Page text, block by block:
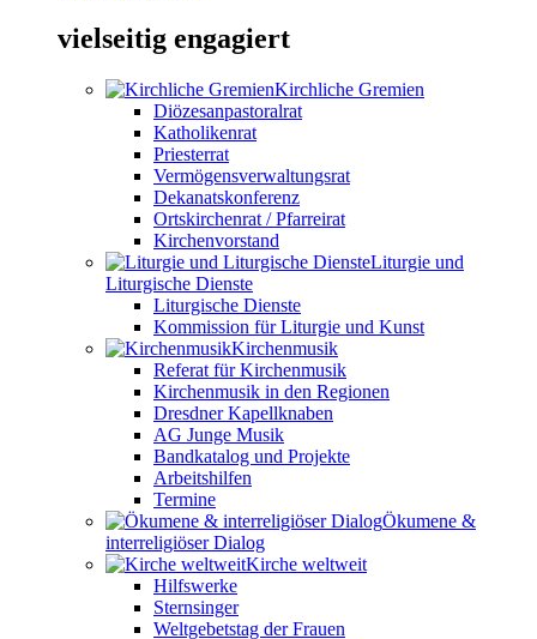
vielseitig engagiert
Kirchliche Gremien
Diözesanpastoralrat
Katholikenrat
Priesterrat
Vermögensverwaltungsrat
Dekanatskonferenz
Ortskirchenrat / Pfarreirat
Kirchenvorstand
Liturgie und
Liturgische Dienste
Liturgische Dienste
Kommission für Liturgie und Kunst
Kirchenmusik
Referat für Kirchenmusik
Kirchenmusik in den Regionen
Dresdner Kapellknaben
AG Junge Musik
Bandkatalog und Projekte
Arbeitshilfen
Termine
Ökumene &
interreligiöser Dialog
Kirche weltweit
Hilfswerke
Sternsinger
Weltgebetstag der Frauen